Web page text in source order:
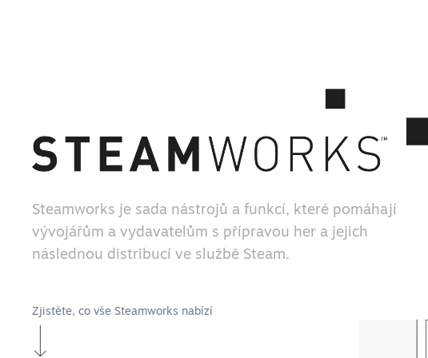
Steamworks je sada nástrojů a funkcí, které pomáhají
vývojářům a vydavatelům s přípravou her a jejich
následnou distribucí ve službě Steam.
Zjistěte, co vše Steamworks nabízí